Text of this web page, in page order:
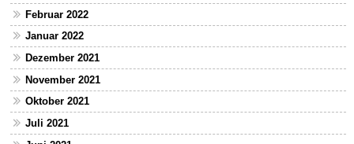
Februar 2022
Januar 2022
Dezember 2021
November 2021
Oktober 2021
Juli 2021